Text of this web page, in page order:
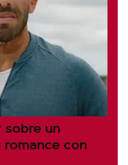
sobre un
con